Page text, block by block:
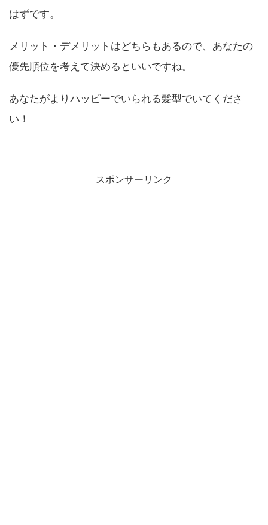
はずです。
メリット・デメリットはどちらもあるので、あなたの
優先順位を考えて決めるといいですね。
あなたがよりハッピーでいられる髪型でいてくださ
い！
スポンサーリンク